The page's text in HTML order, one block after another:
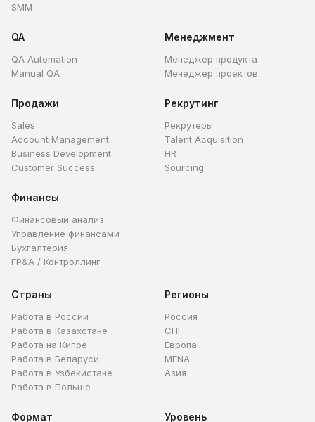
SMM
QA
QA Automation
Manual QA
Менеджмент
Менеджер продукта
Менеджер проектов
Продажи
Sales
Account Management
Business Development
Customer Success
Рекрутинг
Рекрутеры
Talent Acquisition
HR
Sourcing
Финансы
Финансовый анализ
Управление финансами
Бухгалтерия
FP&A / Контроллинг
Страны
Работа в России
Работа в Казахстане
Работа на Кипре
Работа в Беларуси
Работа в Узбекистане
Работа в Польше
Регионы
Россия
СНГ
Европа
MENA
Азия
Формат Уровень